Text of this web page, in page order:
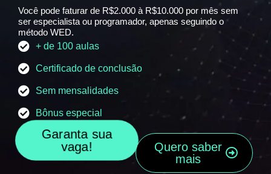
Você pode faturar de R$2.000 à R$10.000 por mês sem
ser especialista ou programador, apenas seguindo o
método WED.
+ de 100 aulas
Certificado de conclusão
Sem mensalidades
Bônus especial
Garanta sua
vaga!
Quero saber
mais